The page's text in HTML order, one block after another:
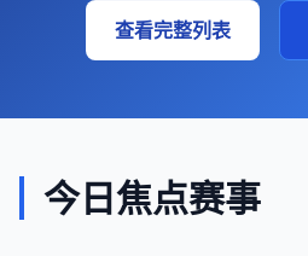
查看完整列表
今日焦点赛事